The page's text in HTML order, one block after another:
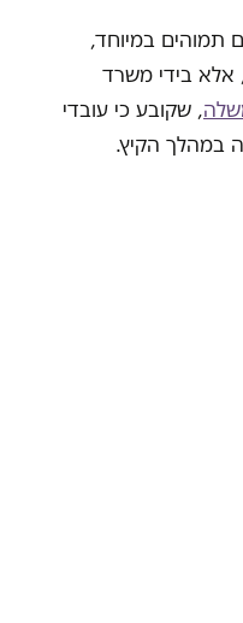
תמוהים במיוחד,
בידי משרד
, שקובע כי עובדי
במהלך הקיץ.